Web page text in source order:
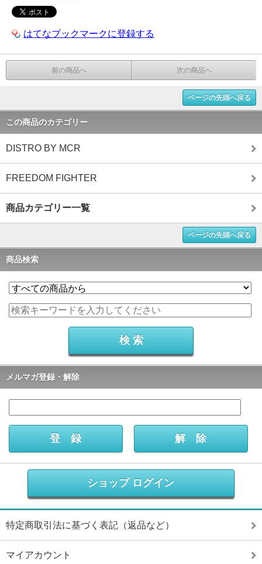
はてなブックマークに登録する
前の商品へ 次の商品へ
ページの先頭へ戻る
この商品のカテゴリー
DISTRO BY MCR
FREEDOM FIGHTER
商品カテゴリー一覧
ページの先頭へ戻る
商品検索
メルマガ登録・解除
ショップ ログイン
特定商取引法に基づく表記（返品など）
マイアカウント